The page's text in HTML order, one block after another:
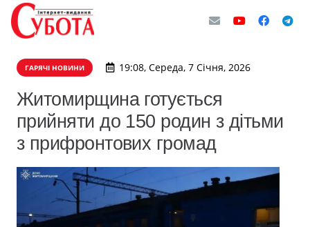
ГАРЯЧІ НОВИНИ 19:08, Середа, 7 Січня, 2026
Житомирщина готується
прийняти до 150 родин з дітьми
з прифронтових громад